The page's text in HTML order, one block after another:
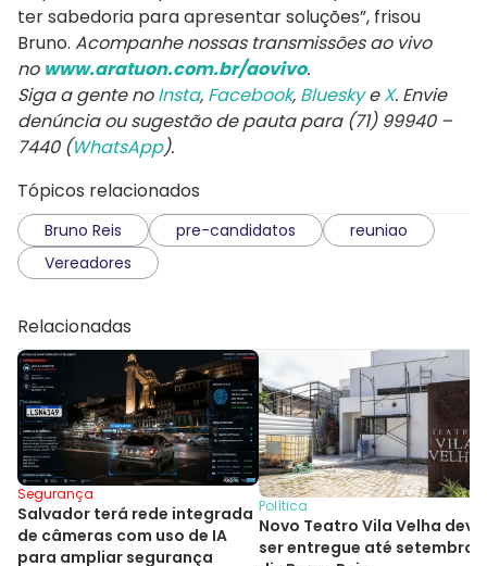
ter sabedoria para apresentar soluções”, frisou
Bruno. Acompanhe nossas transmissões ao vivo
no www.aratuon.com.br/aovivo.
Siga a gente noInsta, Facebook, BlueskyeX. Envie
denúncia ou sugestão de pauta para (71) 99940 –
7440 (WhatsApp).
Tópicos relacionados
Bruno Reis pre-candidatos
reuniao
Vereadores
Relacionadas
Segurança
Salvador terá rede integrada
de câmeras com uso de IA
para ampliar segurança
Política
Novo Teatro Vila Velha deve
ser entregue até setembro,